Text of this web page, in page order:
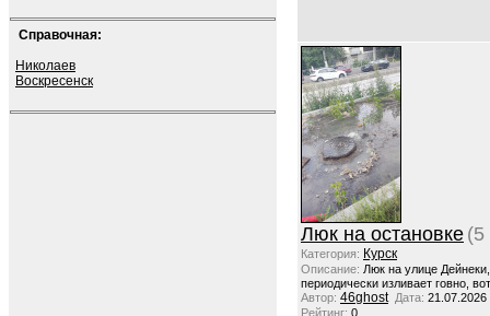
Справочная:
Николаев
Воскресенск
Люк на остановке (5
Категория: Курск
Описание: Люк на улице
периодически изливает говно,
Автор: 46ghost Дата: 21.07.2026
Рейтинг: 0